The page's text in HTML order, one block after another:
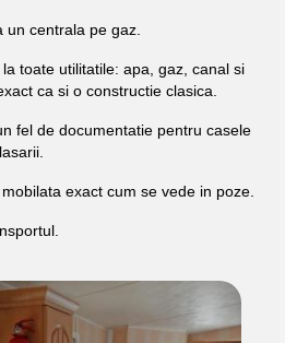
un centrala pe gaz.
toate utilitatile: apa, gaz, canal si
ca si o constructie clasica.
fel de documentatie pentru casele
exact cum se vede in poze.